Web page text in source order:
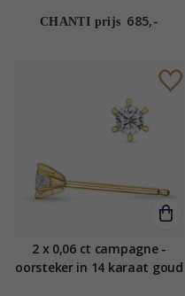
diamant
CHANTI prijs 685,-
2 x 0,06 ct campagne -
oorsteker in 14 karaat goud